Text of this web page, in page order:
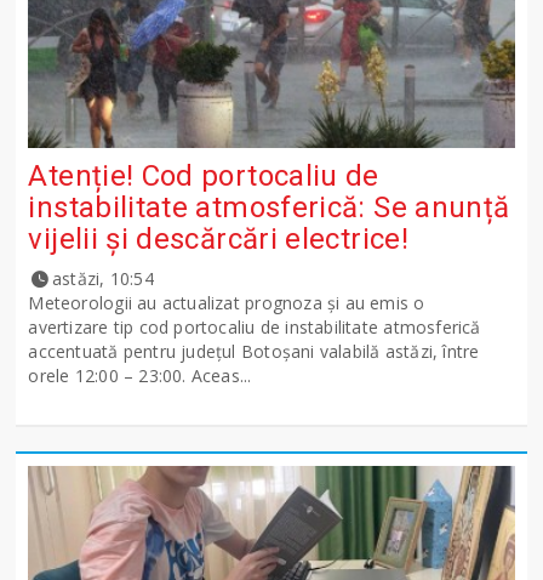
Atenție! Cod portocaliu de
instabilitate atmosferică: Se anunță
vijelii și descărcări electrice!
astăzi, 10:54
Meteorologii au actualizat prognoza și au emis o
avertizare tip cod portocaliu de instabilitate atmosferică
accentuată pentru județul Botoșani valabilă astăzi, între
orele 12:00 – 23:00. Aceas...